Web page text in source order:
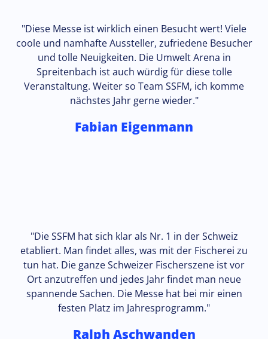
Anreise-/Lageplan zum Download
Autofahrer
Rollstuhlfahrer
Parkgebühren Tiefgarage
"Diese Messe ist wirklich einen Besucht wert! Viele
coole und namhafte Aussteller, zufriedene Besucher
und tolle Neuigkeiten. Die Umwelt Arena in
Spreitenbach ist auch würdig für diese tolle
Veranstaltung. Weiter so Team SSFM, ich komme
nächstes Jahr gerne wieder."
Fabian Eigenmann
"Die SSFM hat sich klar als Nr. 1 in der Schweiz
etabliert. Man findet alles, was mit der Fischerei zu
tun hat. Die ganze Schweizer Fischerszene ist vor
Ort anzutreffen und jedes Jahr findet man neue
spannende Sachen. Die Messe hat bei mir einen
festen Platz im Jahresprogramm."
Ralph Aschwanden